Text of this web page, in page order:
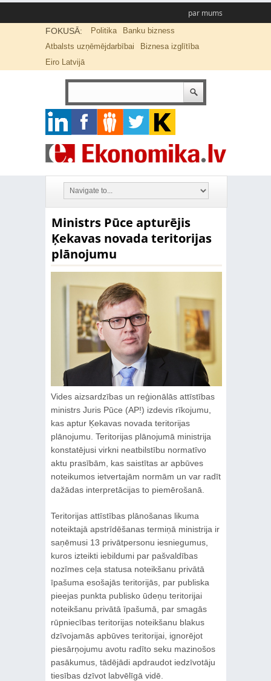
par mums
FOKUSĀ: Politika
Banku bizness
Atbalsts uzņēmējdarbībai
Biznesa izglītība
Eiro Latvijā
Ministrs Pūce apturējis
Ķekavas novada teritorijas
plānojumu
Vides aizsardzības un reģionālās attīstības
ministrs Juris Pūce (AP!) izdevis rīkojumu,
kas aptur Ķekavas novada teritorijas
plānojumu. Teritorijas plānojumā ministrija
konstatējusi virkni neatbilstību normatīvo
aktu prasībām, kas saistītas ar apbūves
noteikumos ietvertajām normām un var radīt
dažādas interpretācijas to piemērošanā.
Teritorijas attīstības plānošanas likuma
noteiktajā apstrīdēšanas termiņā ministrija ir
saņēmusi 13 privātpersonu iesniegumus,
kuros izteikti iebildumi par pašvaldības
nozīmes ceļa statusa noteikšanu privātā
īpašuma esošajās teritorijās, par publiska
pieejas punkta publisko ūdeņu teritorijai
noteikšanu privātā īpašumā, par smagās
rūpniecības teritorijas noteikšanu blakus
dzīvojamās apbūves teritorijai, ignorējot
piesārņojumu avotu radīto seku mazinošos
pasākumus, tādējādi apdraudot iedzīvotāju
tiesības dzīvot labvēlīgā vidē.